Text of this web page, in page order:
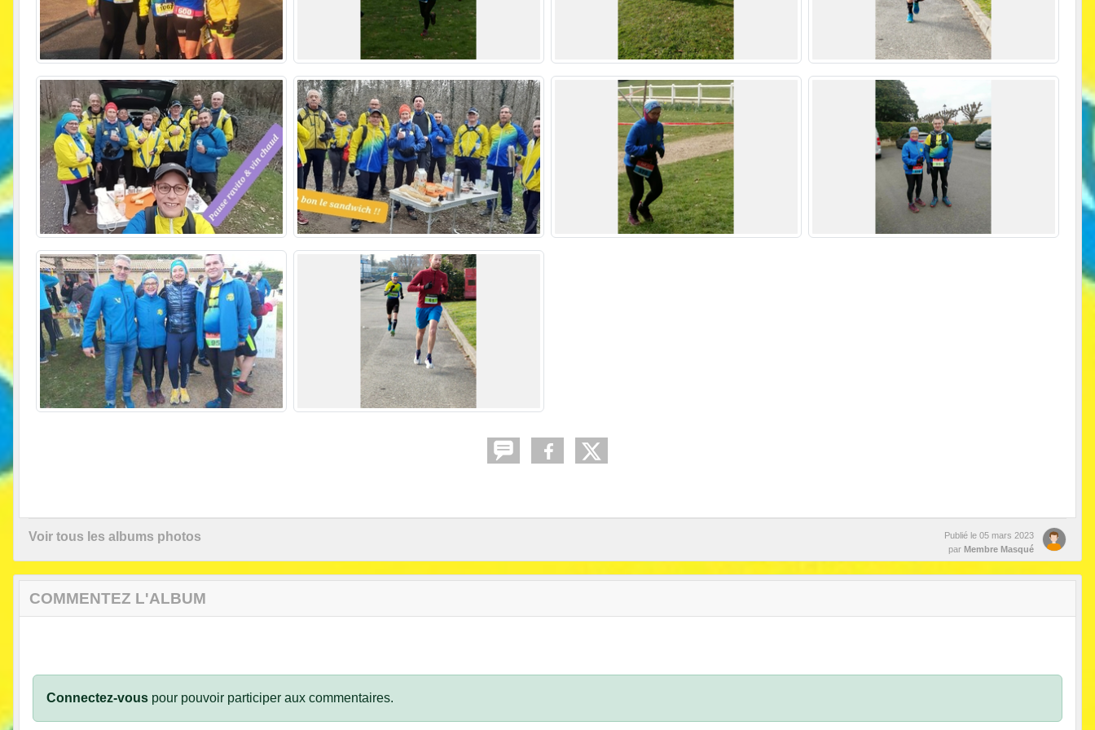
Voir tous les albums photos Publié le 05 mars 2023
par Membre Masqué
COMMENTEZ L'ALBUM
Connectez-vous pour pouvoir participer aux commentaires.